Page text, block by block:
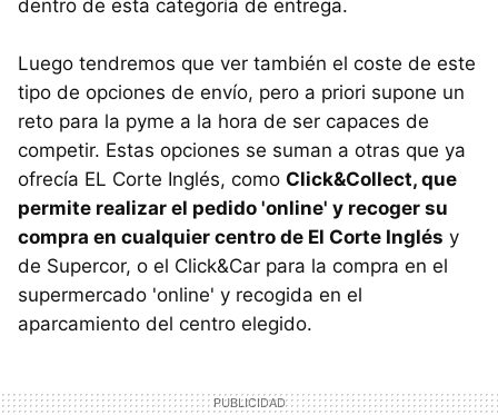
dentro de esta categoría de entrega.
Luego tendremos que ver también el coste de este
tipo de opciones de envío, pero a priori supone un
reto para la pyme a la hora de ser capaces de
competir. Estas opciones se suman a otras que ya
ofrecía EL Corte Inglés, como Click&Collect, que
permite realizar el pedido 'online' y recoger su
compra en cualquier centro de El Corte Inglés y
de Supercor, o el Click&Car para la compra en el
supermercado 'online' y recogida en el
aparcamiento del centro elegido.